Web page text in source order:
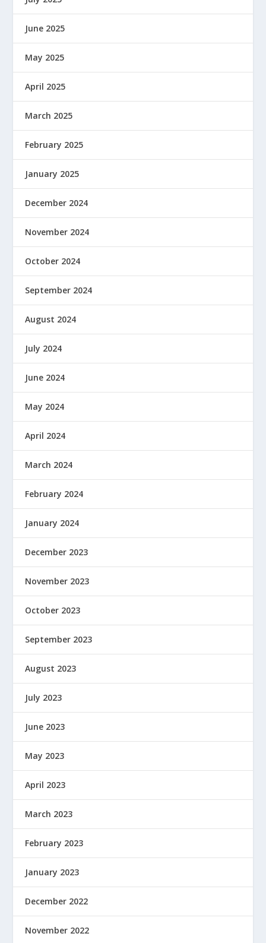
June 2025
May 2025
April 2025
March 2025
February 2025
January 2025
December 2024
November 2024
October 2024
September 2024
August 2024
July 2024
June 2024
May 2024
April 2024
March 2024
February 2024
January 2024
December 2023
November 2023
October 2023
September 2023
August 2023
July 2023
June 2023
May 2023
April 2023
March 2023
February 2023
January 2023
December 2022
November 2022